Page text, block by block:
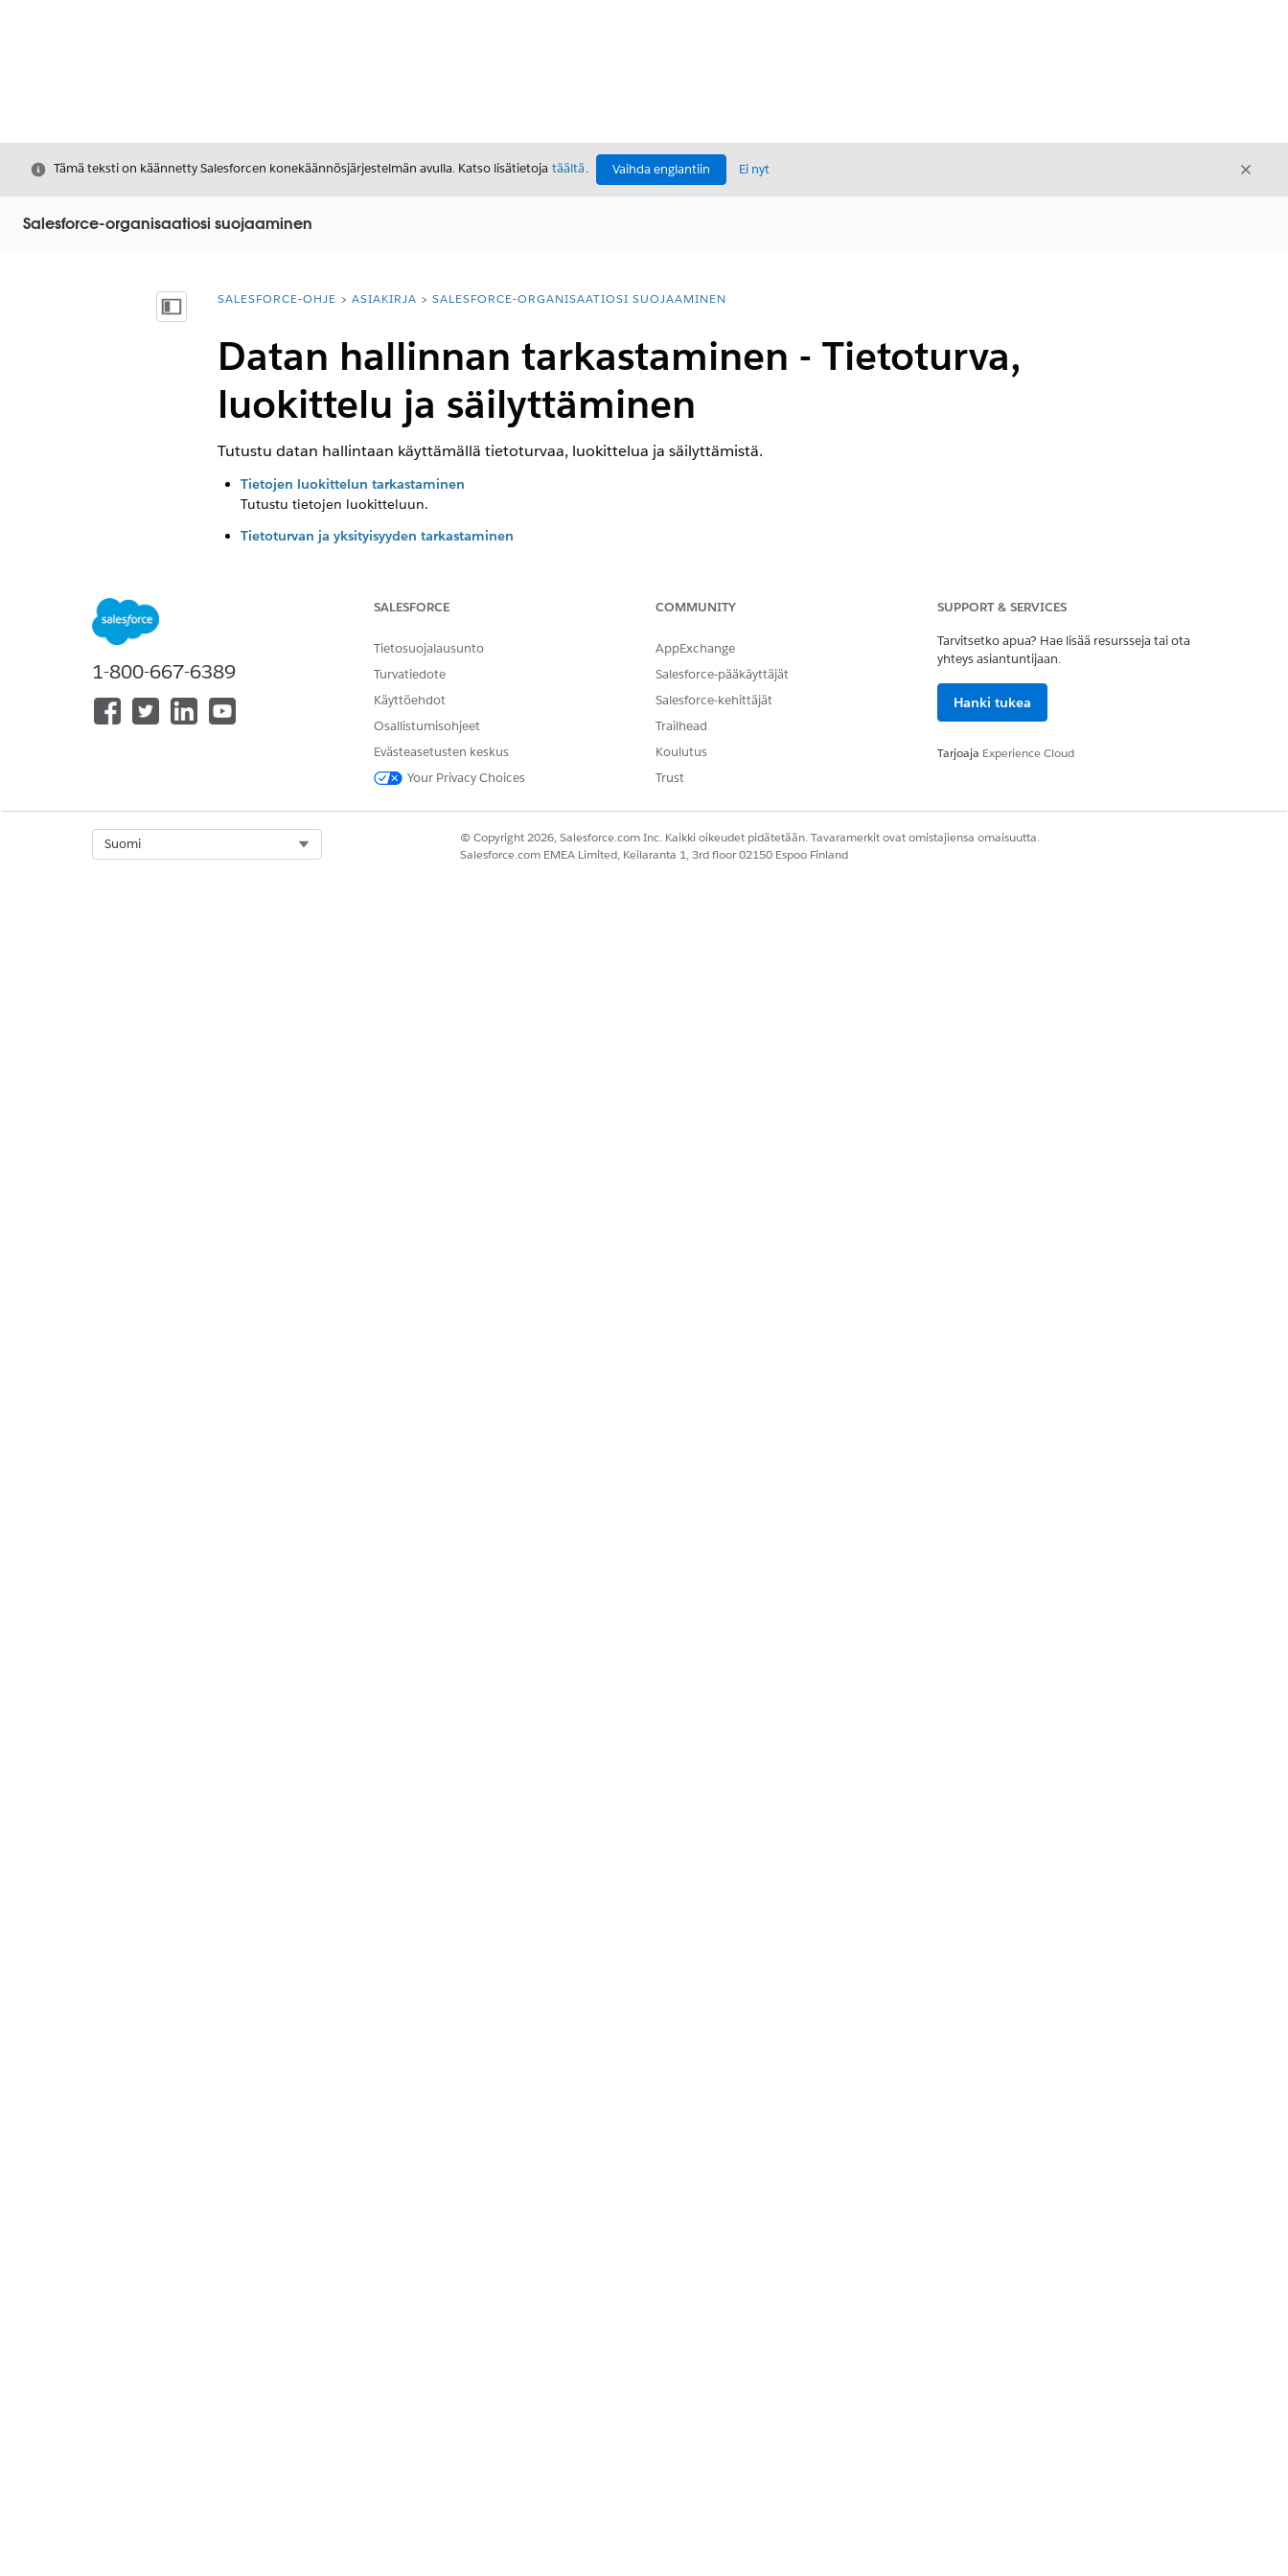
Sulje
Tämä teksti on käännetty Salesforcen konekäännösjärjestelmän avulla. Katso lisätietoja täältä. Vaihda englantiin Ei nyt Sulje
Salesforce-organisaatiosi suojaaminen
Näytä sisällysluettelo
Olet tässä:
SALESFORCE-OHJE ASIAKIRJA SALESFORCE-ORGANISAATIOSI SUOJAAMINEN
Datan hallinnan tarkastaminen - Tietoturva,
luokittelu ja säilyttäminen
Tutustu datan hallintaan käyttämällä tietoturvaa, luokittelua ja säilyttämistä.
Tietojen luokittelun tarkastaminen
Tutustu tietojen luokitteluun.
Tietoturvan ja yksityisyyden tarkastaminen
Tutustu tietojen säilyttämiseen.
Privacy Center -lisäosan tarkasteleminen
Tutustu Privacy Center -lisäosaan.
RATKAISIKO TÄMÄ ARTIKKELI ONGELMASI?
Anna palautetta, jotta voimme kehittyä!
Kyllä
1-800-667-6389
SALESFORCE
Tietosuojalausunto
Turvatiedote
Käyttöehdot
Osallistumisohjeet
Evästeasetusten keskus
Your Privacy Choices
COMMUNITY
AppExchange
Salesforce-pääkäyttäjät
Salesforce-kehittäjät
Trailhead
Koulutus
Trust
SUPPORT & SERVICES
Tarvitsetko apua? Hae lisää resursseja tai ota
yhteys asiantuntijaan.
Hanki tukea
Tarjoaja Experience Cloud
Suomi
© Copyright 2026, Salesforce.com Inc. Kaikki oikeudet pidätetään. Tavaramerkit ovat omistajiensa omaisuutta.
Salesforce.com EMEA Limited, Keilaranta 1, 3rd floor 02150 Espoo Finland